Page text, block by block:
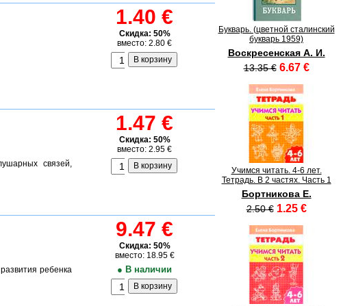
1.40 €
Скидка: 50%
вместо: 2.80 €
связей,
1.47 €
Скидка: 50%
вместо: 2.95 €
ребенка
9.47 €
Скидка: 50%
вместо: 18.95 €
● В наличии
Букварь. (цветной сталинский
букварь 1959)
Воскресенская А. И.
13.35 € 6.67 €
Учимся читать. 4-6 лет.
Тетрадь. В 2 частях. Часть 1
Бортникова Е.
2.50 € 1.25 €